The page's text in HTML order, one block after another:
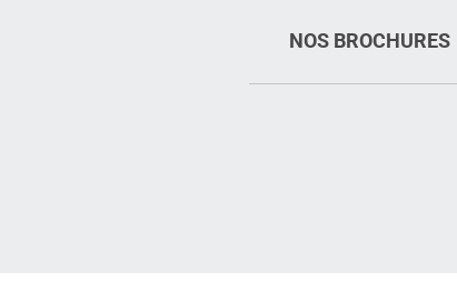
NOS BROCHURES